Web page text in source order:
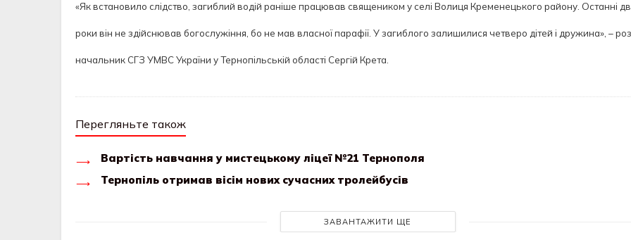
«Як встановило слідство, загиблий водій раніше працював священиком у селі Волиця Кременецького району. Останні
роки він не здійснював богослужіння, бо не мав власної парафії. У загиблого залишилися четверо дітей і дружина», –
начальник СГЗ УМВС України у Тернопільській області Сергій Крета.
Перегляньте також
Вартість навчання у мистецькому ліцеї №21 Тернополя
Тернопіль отримав вісім нових сучасних тролейбусів
ЗАВАНТАЖИТИ ЩЕ